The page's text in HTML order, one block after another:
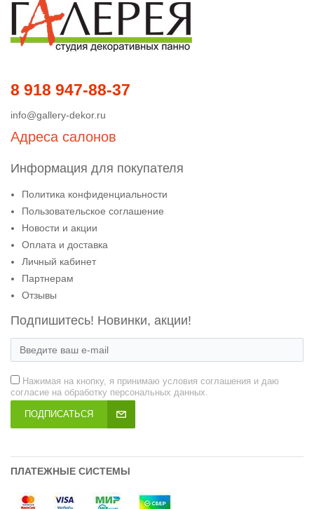
8 918 947-88-37
info@gallery-dekor.ru
Адреса салонов
Информация для покупателя
Политика конфиденциальности
Пользовательское соглашение
Новости и акции
Оплата и доставка
Личный кабинет
Партнерам
Отзывы
Подпишитесь! Новинки, акции!
Нажимая на кнопку, я принимаю условия соглашения и даю
согласие на обработку персональных данных.
ПОДПИСАТЬСЯ
ПЛАТЕЖНЫЕ СИСТЕМЫ